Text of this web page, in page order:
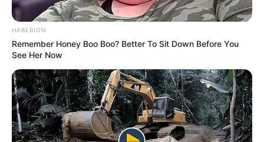
HABERION
Remember Honey Boo Boo? Better To Sit Down Before You
See Her Now